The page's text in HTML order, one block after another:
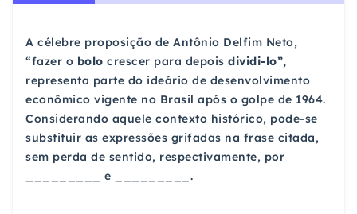
A célebre proposição de Antônio Delfim Neto,
“fazer o bolo crescer para depois dividi-lo”,
representa parte do ideário de desenvolvimento
econômico vigente no Brasil após o golpe de 1964.
Considerando aquele contexto histórico, pode-se
substituir as expressões grifadas na frase citada,
sem perda de sentido, respectivamente, por
_________ e _________.